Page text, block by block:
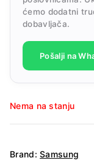
ćemo dodatni
dobavljača.
Pošalji na
Nema na stanju
Brand:Samsung